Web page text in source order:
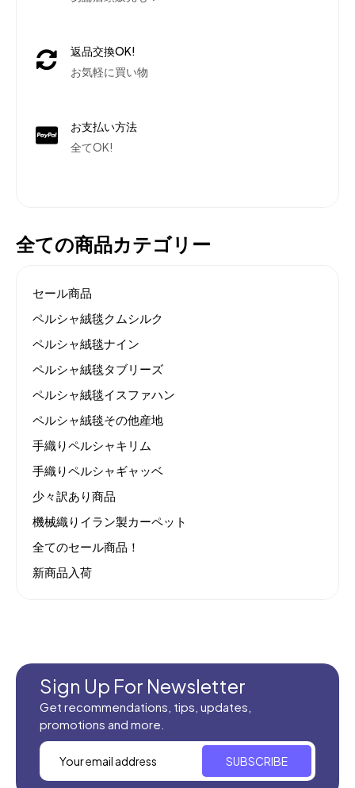
返品交換OK!
お気軽に買い物
お支払い方法
全てOK!
全ての商品カテゴリー
セール商品
ペルシャ絨毯クムシルク
ペルシャ絨毯ナイン
ペルシャ絨毯タブリーズ
ペルシャ絨毯イスファハン
ペルシャ絨毯その他産地
手織りペルシャキリム
手織りペルシャギャッベ
少々訳あり商品
機械織りイラン製カーペット
全てのセール商品！
新商品入荷
Sign Up For Newsletter
Get recommendations, tips, updates,
promotions and more.
SUBSCRIBE